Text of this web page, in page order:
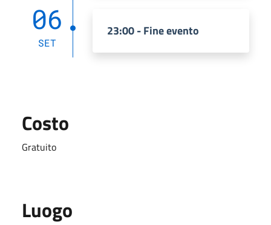
06
SET
23:00 - Fine evento
Costo
Gratuito
Luogo